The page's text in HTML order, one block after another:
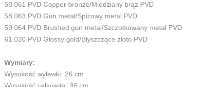
58.061 PVD Copper bronze/Miedziany brąz PVD
58.063 PVD Gun metal/Spiżowy metal PVD
59.064 PVD Brushed gun metal/Szczotkowany metal PVD
61.020 PVD Glossy gold/Błyszczące złoto PVD
Wymiary:
Wysokość wylewki: 26 cm